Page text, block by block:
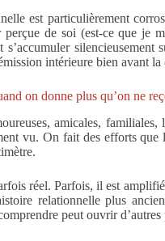
est particulièrement
de soi (est-ce que je
silencieusement
intérieure bien avant
on donne plus qu’on ne
amicales,
vu. On fait des efforts
réel. Parfois, il est
relationnelle plus
peut ouvrir d’autres